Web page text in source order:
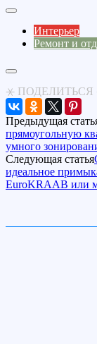
Интерьер
Ремонт и
⚹ ПОДЕЛИТЬСЯ
Предыдущая
прямоугольную
умного
Следующая статья
идеальное
EuroKRAAB или